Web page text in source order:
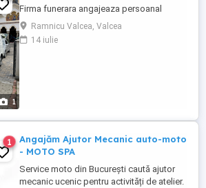
1
Firma funerara angajeaza persoanal
Ramnicu Valcea, Valcea
14 iulie
1
Angajăm Ajutor Mecanic auto-moto
- MOTO SPA
Service moto din București caută ajutor
mecanic ucenic pentru activități de atelier.